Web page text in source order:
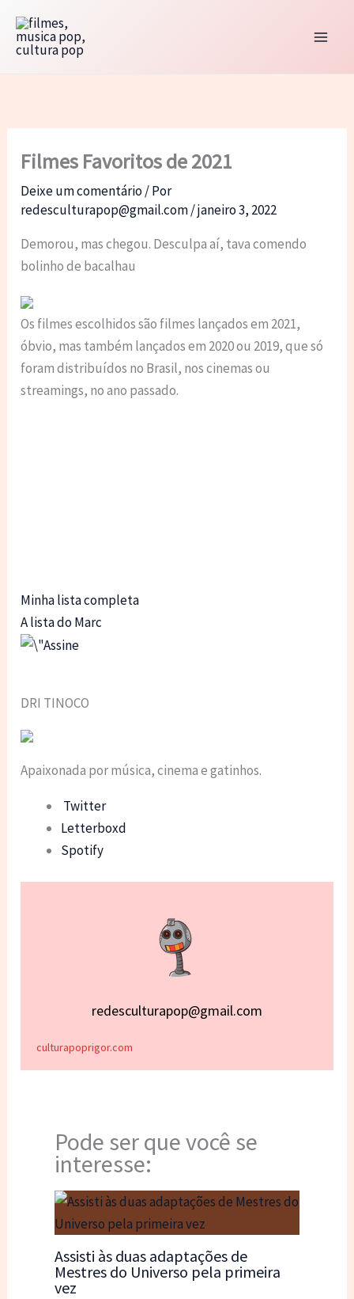
para
Filmes Favoritos de 2021
Deixe um comentário/ Por
redesculturapop@gmail.com/janeiro 3, 2022
Demorou, mas chegou. Desculpa aí, tava comendo
bolinho de bacalhau
Os filmes escolhidos são filmes lançados em 2021,
óbvio, mas também lançados em 2020 ou 2019, que só
foram distribuídos no Brasil, nos cinemas ou
streamings, no ano passado.
Minha lista completa
A lista do Marc
DRI TINOCO
Apaixonada por música, cinema e gatinhos.
Twitter
Letterboxd
Spotify
redesculturapop@gmail.com
culturapoprigor.com
Pode ser que você se
interesse:
Assisti às duas adaptações de
Mestres do Universo pela primeira
vez